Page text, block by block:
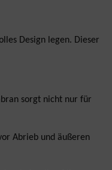
Design legen. Dieser
sorgt nicht nur für
Abrieb und äußeren